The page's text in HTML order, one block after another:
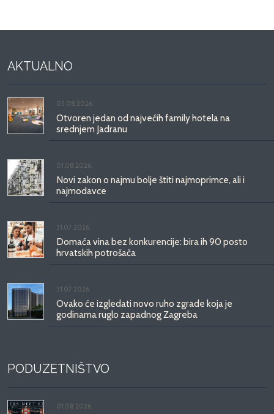
AKTUALNO
03.08.2026.
Otvoren jedan od najvećih family hotela na
srednjem Jadranu
01.08.2026.
Novi zakon o najmu bolje štiti najmoprimce, ali i
najmodavce
31.07.2026.
Domaća vina bez konkurencije: bira ih 90 posto
hrvatskih potrošača
31.07.2026.
Ovako će izgledati novo ruho zgrade koja je
godinama ruglo zapadnog Zagreba
PODUZETNIŠTVO
01.08.2026.